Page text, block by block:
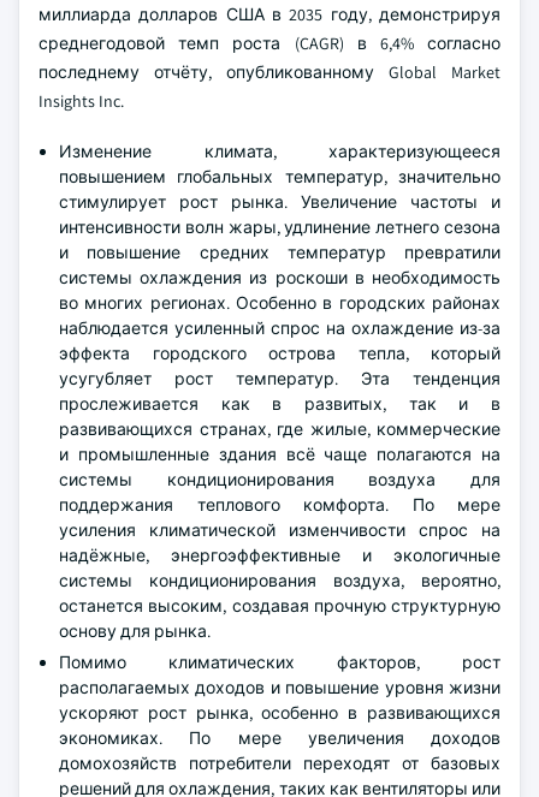
миллиарда долларов США в 2035 году, демонстрируя
среднегодовой темп роста (CAGR) в 6,4% согласно
последнему отчёту, опубликованному Global Market
Insights Inc.
Изменение климата, характеризующееся
повышением глобальных температур, значительно
стимулирует рост рынка. Увеличение частоты и
интенсивности волн жары, удлинение летнего сезона
и повышение средних температур превратили
системы охлаждения из роскоши в необходимость
во многих регионах. Особенно в городских районах
наблюдается усиленный спрос на охлаждение из-за
эффекта городского острова тепла, который
усугубляет рост температур. Эта тенденция
прослеживается как в развитых, так и в
развивающихся странах, где жилые, коммерческие
и промышленные здания всё чаще полагаются на
системы кондиционирования воздуха для
поддержания теплового комфорта. По мере
усиления климатической изменчивости спрос на
надёжные, энергоэффективные и экологичные
системы кондиционирования воздуха, вероятно,
останется высоким, создавая прочную структурную
основу для рынка.
Помимо климатических факторов, рост
располагаемых доходов и повышение уровня жизни
ускоряют рост рынка, особенно в развивающихся
экономиках. По мере увеличения доходов
домохозяйств потребители переходят от базовых
решений для охлаждения, таких как вентиляторы или